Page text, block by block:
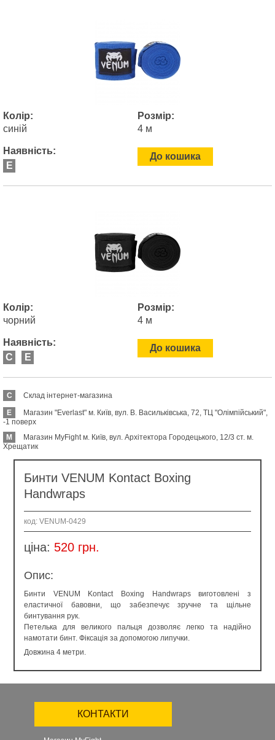
Колір:
синій
Розмір:
4 м
Наявність:
E
До кошика
Колір:
чорний
Розмір:
4 м
Наявність:
C
E
До кошика
C
Склад інтернет-магазина
E
Магазин "Everlast" м. Київ, вул. В. Васильківська, 72, ТЦ "Олімпійський",
-1 поверх
M
Магазин MyFight м. Київ, вул. Архітектора Городецького, 12/3 ст. м.
Хрещатик
Бинти VENUM Kontact Boxing
Handwraps
код: VENUM-0429
ціна: 520 грн.
Опис:
Бинти VENUM Kontact Boxing Handwraps виготовлені з
еластичної бавовни, що забезпечує зручне та щільне
бинтування рук.
Петелька для великого пальця дозволяє легко та надійно
намотати бинт. Фіксація за допомогою липучки.
Довжина 4 метри.
КОНТАКТИ